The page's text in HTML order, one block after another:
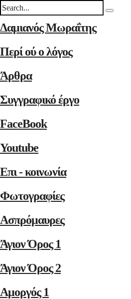
Δαμιανός Μωραΐτης
Περί ού ο λόγος
Άρθρα
Συγγραφικό έργο
FaceBook
Youtube
Επι - κοινωνία
Φωτογραφίες
Ασπρόμαυρες
Άγιον Όρος 1
Άγιον Όρος 2
Αμοργός 1